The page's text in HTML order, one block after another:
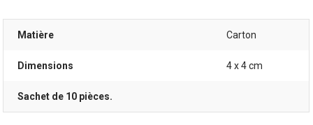
Matière Carton
Dimensions 4 x 4 cm
Sachet de 10 pièces.